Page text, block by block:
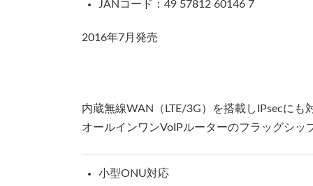
JANコード：49 57812 60146 7
2016年7月発売
内蔵無線WAN（LTE/3G）を搭載しIPsecにも
オールインワンVoIPルーターのフラッグシッ
小型ONU対応